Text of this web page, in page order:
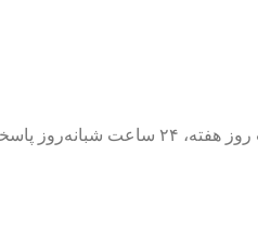
شبانه‌روز پاسخگوی شما هستیم.